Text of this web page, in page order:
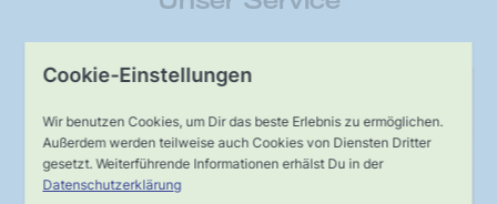
Cookie-Einstellungen
Wir benutzen Cookies, um Dir das beste Erlebnis zu ermöglichen.
Außerdem werden teilweise auch Cookies von Diensten Dritter
gesetzt. Weiterführende Informationen erhälst Du in der
Datenschutzerklärung
Garantierte
Qualität
WIE BESTELLT
Versand